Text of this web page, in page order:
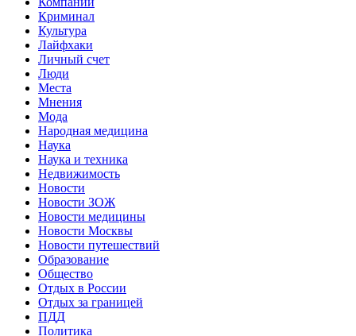
Криминал
Культура
Лайфхаки
Личный счет
Люди
Места
Мнения
Мода
Народная медицина
Наука
Наука и техника
Недвижимость
Новости
Новости ЗОЖ
Новости медицины
Новости Москвы
Новости путешествий
Образование
Общество
Отдых в России
Отдых за границей
ПДД
Политика